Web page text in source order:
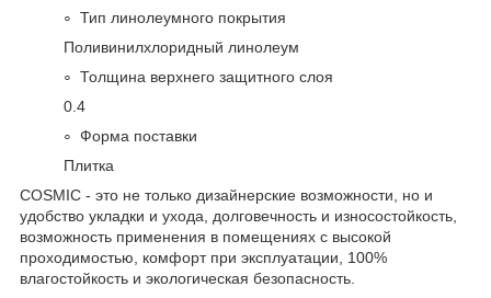
Тип линолеумного покрытия
Поливинилхлоридный линолеум
Толщина верхнего защитного слоя
0.4
Форма поставки
Плитка
COSMIC - это не только дизайнерские возможности, но и
удобство укладки и ухода, долговечность и износостойкость,
возможность применения в помещениях с высокой
проходимостью, комфорт при эксплуатации, 100%
влагостойкость и экологическая безопасность.